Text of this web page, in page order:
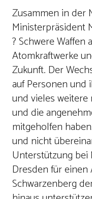
Zusammen in der
Ministerpräsident
? Schwere
Atomkraftwerke
Zukunft. Der
auf Personen und
und vieles
und die
mitgeholfen
und nicht
Unterstützung bei
Dresden für einen
Schwarzenberg